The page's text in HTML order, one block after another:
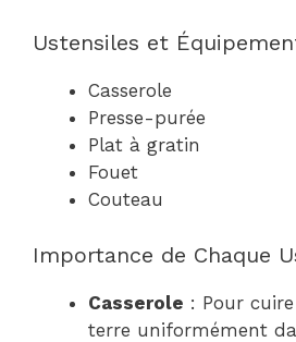
Ustensiles et
Casserole
Presse-purée
Plat à gratin
Fouet
Couteau
Importance de Chaque
Casserole : Pour
terre uniformément